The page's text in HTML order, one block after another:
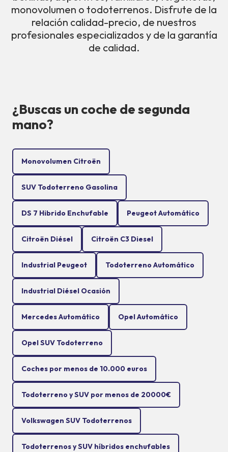
monovolumen o todoterrenos. Disfrute de la
relación calidad-precio, de nuestros
profesionales especializados y de la garantía
de calidad.
¿Buscas un coche de segunda
mano?
Monovolumen Citroën
SUV Todoterreno Gasolina
DS 7 Hibrido Enchufable Peugeot Automático
Citroën Diésel Citroën C3 Diesel
Industrial Peugeot Todoterreno Automático
Industrial Diésel Ocasión
Mercedes Automático Opel Automático
Opel SUV Todoterreno
Coches por menos de 10.000 euros
Todoterreno y SUV por menos de 20000€
Volkswagen SUV Todoterrenos
Todoterrenos y SUV híbridos enchufables